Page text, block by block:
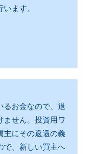
ます。
るお金なので、退
ません。投資用ワ
主にその返還の義
で、新しい買主へ